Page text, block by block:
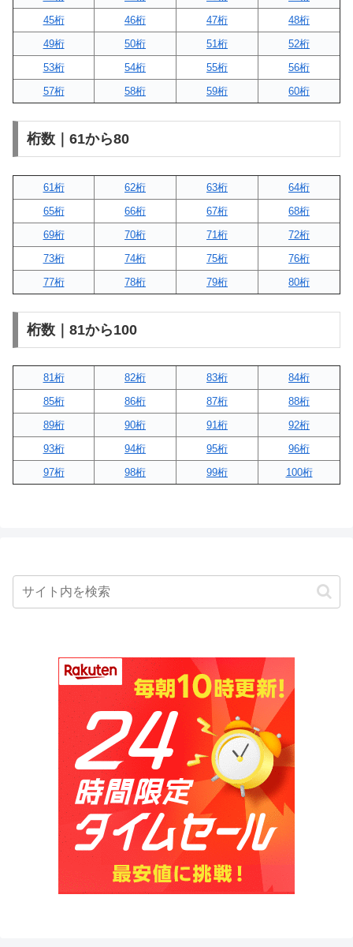
45桁
46桁 47桁
48桁
49桁
50桁 51桁
52桁
53桁
54桁 55桁
56桁
57桁
58桁 59桁 60桁
桁数｜61から80
61桁 62桁 63桁
64桁
65桁
66桁 67桁
68桁
69桁
70桁 71桁
72桁
73桁
74桁 75桁
76桁
77桁
78桁 79桁 80桁
桁数｜81から100
81桁 82桁 83桁
84桁
85桁
86桁 87桁
88桁
89桁
90桁 91桁
92桁
93桁
94桁 95桁
96桁
97桁
98桁 99桁 100桁